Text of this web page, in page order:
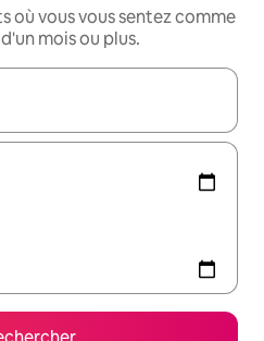
où vous vous sentez comme
mois ou plus.
utilisez les flèches vers le